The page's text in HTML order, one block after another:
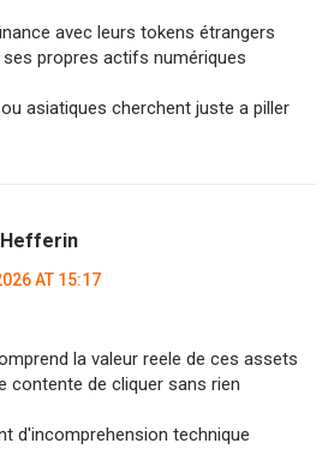
avec leurs tokens étrangers
propres actifs numériques
asiatiques cherchent juste a piller
AT 15:17
la valeur reele de ces assets
contente de cliquer sans rien
d'incomprehension technique